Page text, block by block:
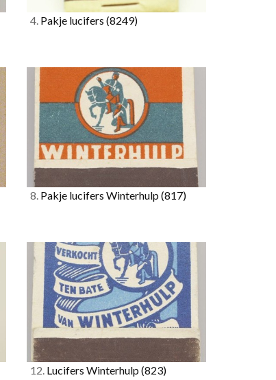
4.Pakje lucifers (8249)
8.Pakje lucifers Winterhulp (817)
12.Lucifers Winterhulp (823)